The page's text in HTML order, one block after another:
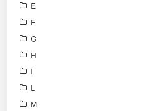
E
F
G
H
I
L
M